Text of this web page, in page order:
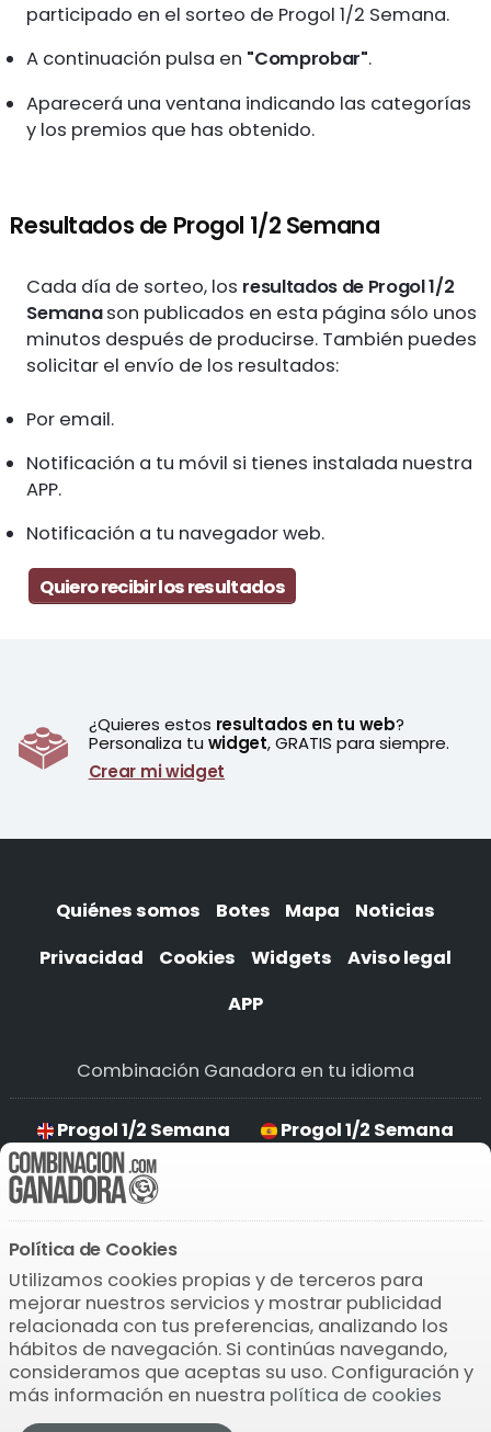
Progol 1/2
participado en el sorteo de Progol 1/2 Semana.
A continuación pulsa en "Comprobar".
Aparecerá una ventana indicando las categorías
y los premios que has obtenido.
Resultados de Progol 1/2 Semana
Cada día de sorteo, los resultados de Progol 1/2
Semanason publicados en esta página sólo unos
minutos después de producirse. También puedes
solicitar el envío de los resultados:
Por email.
Notificación a tu móvil si tienes instalada nuestra
APP.
Notificación a tu navegador web.
Quiero recibir los resultados
¿Quieres estos resultados en tu web?
Personaliza tu widget, GRATIS para siempre.
Crear mi widget
Quiénes somos Botes Mapa
Noticias
Privacidad
Cookies Widgets
Aviso legal
APP
Combinación Ganadora en tu idioma
Progol 1/2 Semana Progol 1/2 Semana
Progol 1/2 Semana
Descarga la APP
Política de Cookies
Utilizamos cookies propias y de terceros para
mejorar nuestros servicios y mostrar publicidad
relacionada con tus preferencias, analizando los
hábitos de navegación. Si continúas navegando,
consideramos que aceptas su uso. Configuración y
más información en nuestra política de cookies